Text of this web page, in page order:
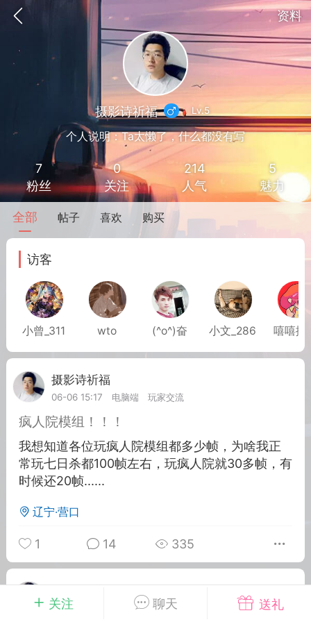
资料
我的钱包 道具
MOD下载 攻略教程 联机招募
大人
卖挂
禁止发布联机可用的作弊模组，
作弊模组在联机服务器使用,为了维护游
环境，中文网特此发布以下声明，规范
模组的发布行为：1. *...
2.21w
大人
Lv.8
关注 聊天 送礼
摄影诗祈福 Lv.5
个人说明：Ta太懒了，什么都没有写
7
粉丝
0
关注
214
人气
5
魅力
全部 帖子 喜欢 购买
访客
小曾_311 wto (^o^)奋 小文_286 嘻嘻攘
摄影诗祈福
06-06 15:17
电脑端 玩家交流
疯人院模组！！！
我想知道各位玩疯人院模组都多少帧，为啥我正
常玩七日杀都100帧左右，玩疯人院就30多帧，有
时候还20帧......
辽宁·营口
1 14 335
摄影诗祈福
03-16 13:07
电脑端 玩家交流